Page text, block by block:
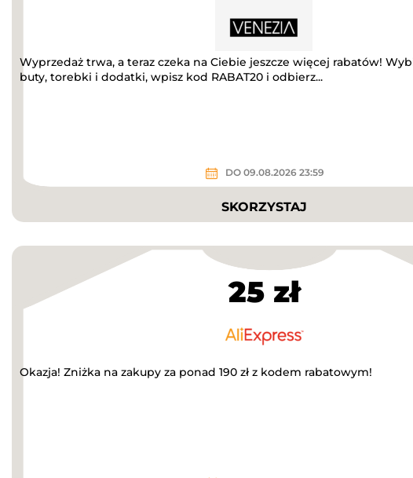
Wyprzedaż trwa, a teraz czeka na Ciebie jeszcze więcej rabatów!
buty, torebki i dodatki, wpisz kod RABAT20 i odbierz...
DO 09.08.2026 23:59
SKORZYSTAJ
25 zł
Okazja! Zniżka na zakupy za ponad 190 zł z kodem rabatowym!